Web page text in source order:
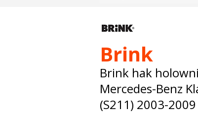
Brink
Brink hak
Mercedes-Benz
(S211) 2003-2009